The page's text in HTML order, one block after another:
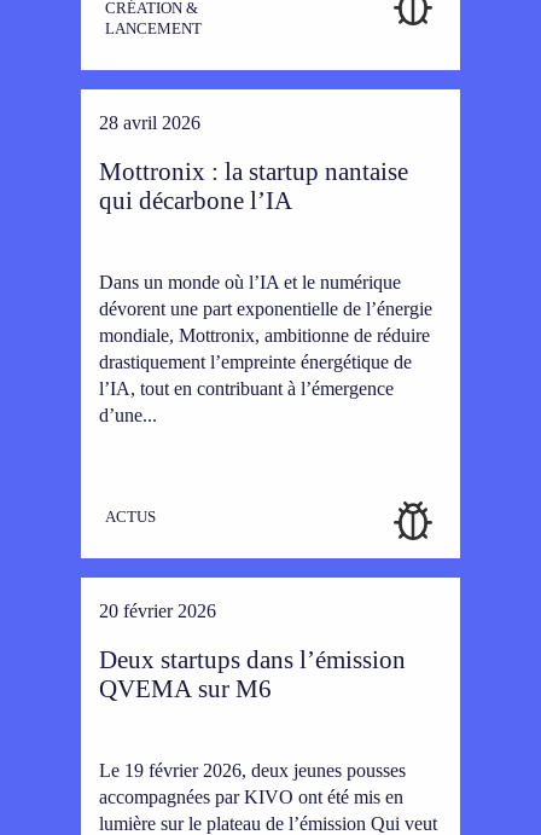
CRÉATION &
LANCEMENT
28 avril 2026
Mottronix : la startup nantaise
qui décarbone l’IA
Dans un monde où l’IA et le numérique
dévorent une part exponentielle de l’énergie
mondiale, Mottronix, ambitionne de réduire
drastiquement l’empreinte énergétique de
l’IA, tout en contribuant à l’émergence
d’une...
ACTUS
20 février 2026
Deux startups dans l’émission
QVEMA sur M6
Le 19 février 2026, deux jeunes pousses
accompagnées par KIVO ont été mis en
lumière sur le plateau de l’émission Qui veut